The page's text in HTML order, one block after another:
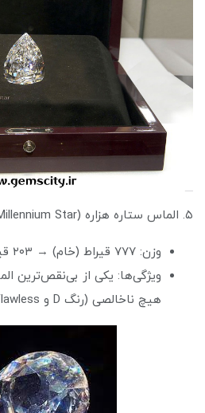
۵. الماس ستاره هزاره (Millennium Star)
وزن: ۷۷۷ قیراط (خام) → ۲۰۳ قیراط (تراش‌خورده)
ویژگی‌ها: یکی از بی‌نقص‌ترین
هیچ ناخالصی (رنگ D و Flawless) است.